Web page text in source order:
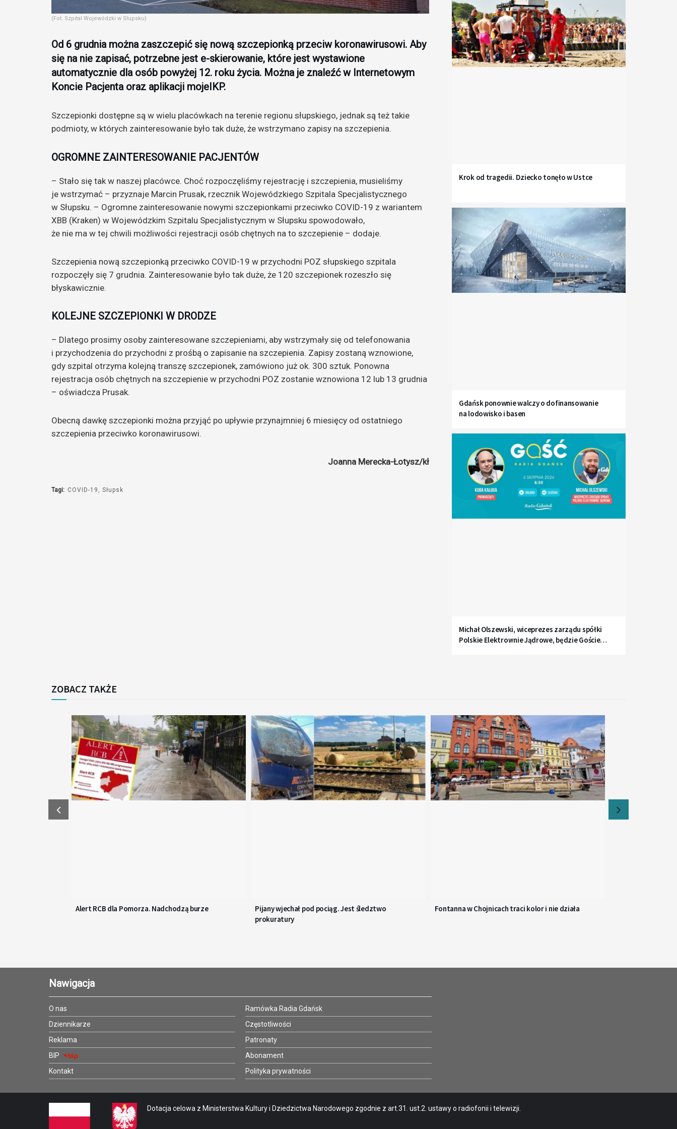
(Fot. Szpital Wojewódzki w Słupsku)
Od 6 grudnia można zaszczepić się nową szczepionką przeciw koronawirusowi. Aby
się na nie zapisać, potrzebne jest e-skierowanie, które jest wystawione
automatycznie dla osób powyżej 12. roku życia. Można je znaleźć w Internetowym
Koncie Pacjenta oraz aplikacji mojeIKP.
Szczepionki dostępne są w wielu placówkach na terenie regionu słupskiego, jednak są też takie
podmioty, w których zainteresowanie było tak duże, że wstrzymano zapisy na szczepienia.
OGROMNE ZAINTERESOWANIE PACJENTÓW
– Stało się tak w naszej placówce. Choć rozpoczęliśmy rejestrację i szczepienia, musieliśmy
je wstrzymać – przyznaje Marcin Prusak, rzecznik Wojewódzkiego Szpitala Specjalistycznego
w Słupsku. – Ogromne zainteresowanie nowymi szczepionkami przeciwko COVID-19 z wariantem
XBB (Kraken) w Wojewódzkim Szpitalu Specjalistycznym w Słupsku spowodowało,
że nie ma w tej chwili możliwości rejestracji osób chętnych na to szczepienie – dodaje.
Szczepienia nową szczepionką przeciwko COVID-19 w przychodni POZ słupskiego szpitala
rozpoczęły się 7 grudnia. Zainteresowanie było tak duże, że 120 szczepionek rozeszło się
błyskawicznie.
KOLEJNE SZCZEPIONKI W DRODZE
– Dlatego prosimy osoby zainteresowane szczepieniami, aby wstrzymały się od telefonowania
i przychodzenia do przychodni z prośbą o zapisanie na szczepienia. Zapisy zostaną wznowione,
gdy szpital otrzyma kolejną transzę szczepionek, zamówiono już ok. 300 sztuk. Ponowna
rejestracja osób chętnych na szczepienie w przychodni POZ zostanie wznowiona 12 lub 13 grudnia
– oświadcza Prusak.
Obecną dawkę szczepionki można przyjąć po upływie przynajmniej 6 miesięcy od ostatniego
szczepienia przeciwko koronawirusowi.
Joanna Merecka-Łotysz/kł
Tagi: COVID-19 Słupsk
Krok od tragedii. Dziecko tonęło w Ustce
Gdańsk ponownie walczy o dofinansowanie
na lodowisko i basen
Michał Olszewski, wiceprezes zarządu spółki
Polskie Elektrownie Jądrowe, będzie Gościem
ZOBACZ TAKŻE
Alert RCB dla Pomorza. Nadchodzą burze
Pijany wjechał pod pociąg. Jest śledztwo
prokuratury
Fontanna w Chojnicach traci kolor i nie działa
Nawigacja
O nas
Dziennikarze
Reklama
BIP
Kontakt
Ramówka Radia Gdańsk
Częstotliwości
Patronaty
Abonament
Polityka prywatności
Dotacja celowa z Ministerstwa Kultury i Dziedzictwa Narodowego zgodnie z art.31. ust.2. ustawy o radiofonii i telewizji.